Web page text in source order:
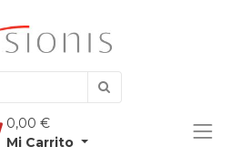
0,00 €
Mi Carrito